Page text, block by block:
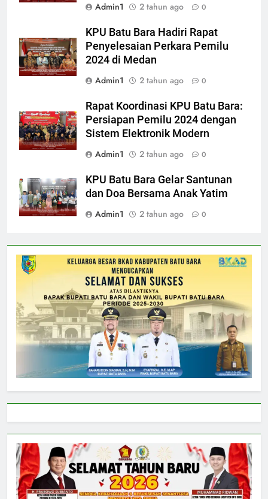
Admin1
2 tahun ago 0
KPU Batu Bara Hadiri Rapat
Penyelesaian Perkara Pemilu
2024 di Medan
Admin1
2 tahun ago 0
Rapat Koordinasi KPU Batu Bara:
Persiapan Pemilu 2024 dengan
Sistem Elektronik Modern
Admin1
2 tahun ago 0
KPU Batu Bara Gelar Santunan
dan Doa Bersama Anak Yatim
Admin1
2 tahun ago 0